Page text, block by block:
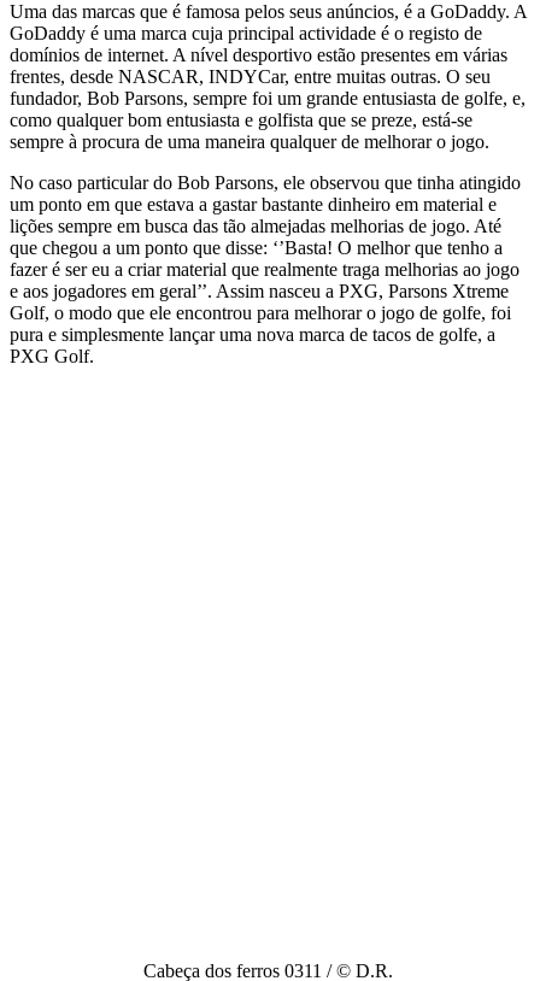
Uma das marcas que é famosa pelos seus anúncios, é a GoDaddy. A
GoDaddy é uma marca cuja principal actividade é o registo de
domínios de internet. A nível desportivo estão presentes em várias
frentes, desde NASCAR, INDYCar, entre muitas outras. O seu
fundador, Bob Parsons, sempre foi um grande entusiasta de golfe, e,
como qualquer bom entusiasta e golfista que se preze, está-se
sempre à procura de uma maneira qualquer de melhorar o jogo.
No caso particular do Bob Parsons, ele observou que tinha atingido
um ponto em que estava a gastar bastante dinheiro em material e
lições sempre em busca das tão almejadas melhorias de jogo. Até
que chegou a um ponto que disse: ‘’Basta! O melhor que tenho a
fazer é ser eu a criar material que realmente traga melhorias ao jogo
e aos jogadores em geral’’. Assim nasceu a PXG, Parsons Xtreme
Golf, o modo que ele encontrou para melhorar o jogo de golfe, foi
pura e simplesmente lançar uma nova marca de tacos de golfe, a
PXG Golf.
Cabeça dos ferros 0311 / © D.R.